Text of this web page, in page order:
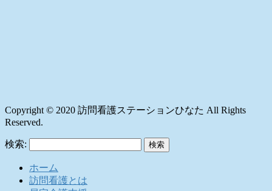
Copyright © 2020 訪問看護ステーションひなた All Rights
Reserved.
検索:
ホーム
訪問看護とは